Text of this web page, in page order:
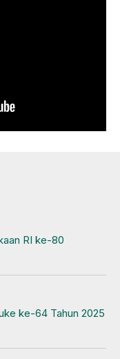
RI ke-80
ke-64 Tahun 2025